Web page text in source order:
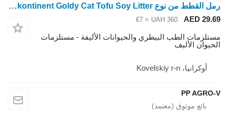
رمل القطط من نوع Zoovetkontinent Goldy Cat Tofu Soy Litter
AED
UAH 360
≈ €7
الطب البيطري والحيوانات الأليفة - مستلزمات
الأليف
أوكرانيا، Kovelskiy r-n
PP